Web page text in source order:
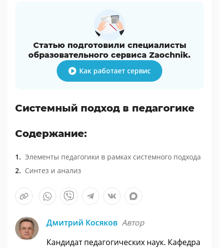
Статью подготовили специалисты
образовательного сервиса Zaochnik.
Как работает сервис
Системный подход в педагогике
Содержание:
Элементы педагогики в рамках системного подхода
Синтез и анализ
Дмитрий Косяков Автор
Кандидат педагогических наук. Кафедра